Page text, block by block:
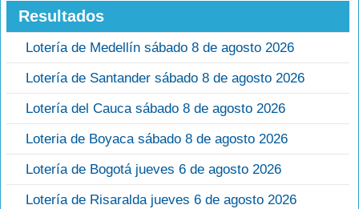
Resultados
Lotería de Medellín sábado 8 de agosto 2026
Lotería de Santander sábado 8 de agosto 2026
Lotería del Cauca sábado 8 de agosto 2026
Loteria de Boyaca sábado 8 de agosto 2026
Lotería de Bogotá jueves 6 de agosto 2026
Lotería de Risaralda jueves 6 de agosto 2026